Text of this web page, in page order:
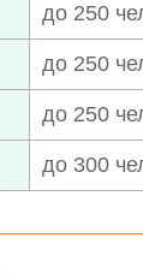
до 250
до 250
до 250
до 300